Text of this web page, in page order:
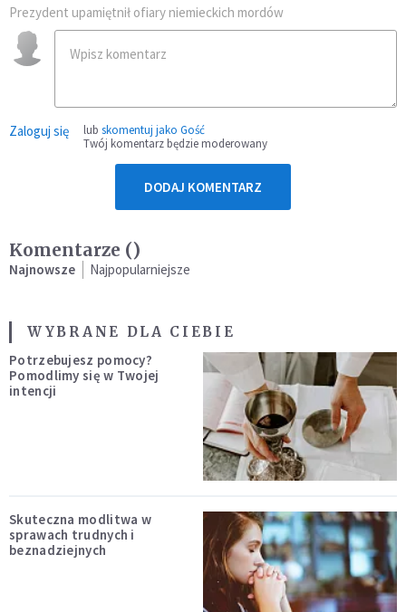
Prezydent upamiętnił ofiary niemieckich mordów
Zaloguj się lub skomentuj jako Gość
Twój komentarz będzie moderowany
DODAJ KOMENTARZ
Komentarze ()
Najnowsze Najpopularniejsze
WYBRANE DLA CIEBIE
Potrzebujesz pomocy?
Pomodlimy się w Twojej
intencji
Skuteczna modlitwa w
sprawach trudnych i
beznadziejnych